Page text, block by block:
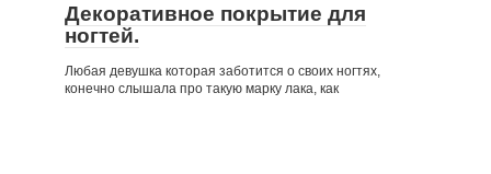
Декоративное покрытие для
ногтей.
Любая девушка которая заботится о своих ногтях,
конечно слышала про такую марку лака, как